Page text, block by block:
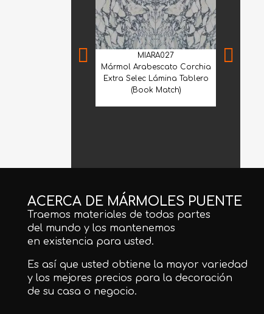
MIARA027
Mármol Arabescato Corchia
Extra Selec Lámina Tablero
(Book Match)
ACERCA DE MÁRMOLES PUENTE
Traemos materiales de todas partes
del mundo y los mantenemos
en existencia para usted.
Es así que usted obtiene la mayor variedad
y los mejores precios para la decoración
de su casa o negocio.